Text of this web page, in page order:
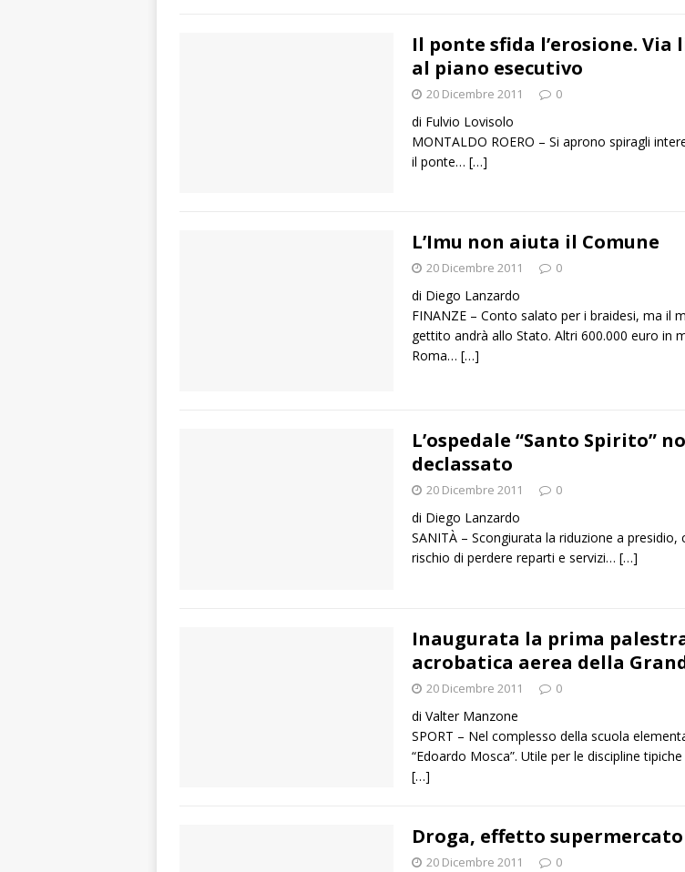
Il ponte sfida l’erosione. Via
al piano esecutivo
20 Dicembre 2011 0
di Fulvio Lovisolo
MONTALDO ROERO – Si aprono spiragli
il ponte… […]
L’Imu non aiuta il Comune
20 Dicembre 2011 0
di Diego Lanzardo
FINANZE – Conto salato per i braidesi, ma il
gettito andrà allo Stato. Altri 600.000 euro in
Roma… […]
L’ospedale “Santo Spirito”
declassato
20 Dicembre 2011 0
di Diego Lanzardo
SANITÀ – Scongiurata la riduzione a presidio,
rischio di perdere reparti e servizi… […]
Inaugurata la prima
acrobatica aerea della
20 Dicembre 2011 0
di Valter Manzone
SPORT – Nel complesso della scuola
“Edoardo Mosca”. Utile per le discipline
[…]
Droga, effetto supermercato
20 Dicembre 2011 0